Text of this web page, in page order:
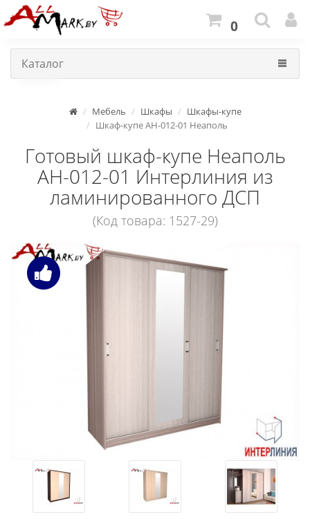
0
Каталог
Мебель Шкафы
Шкафы-купе
Шкаф-купе АН-012-01 Неаполь
Готовый шкаф-купе Неаполь
АН-012-01 Интерлиния из
ламинированного ДСП
(Код товара: 1527-29)